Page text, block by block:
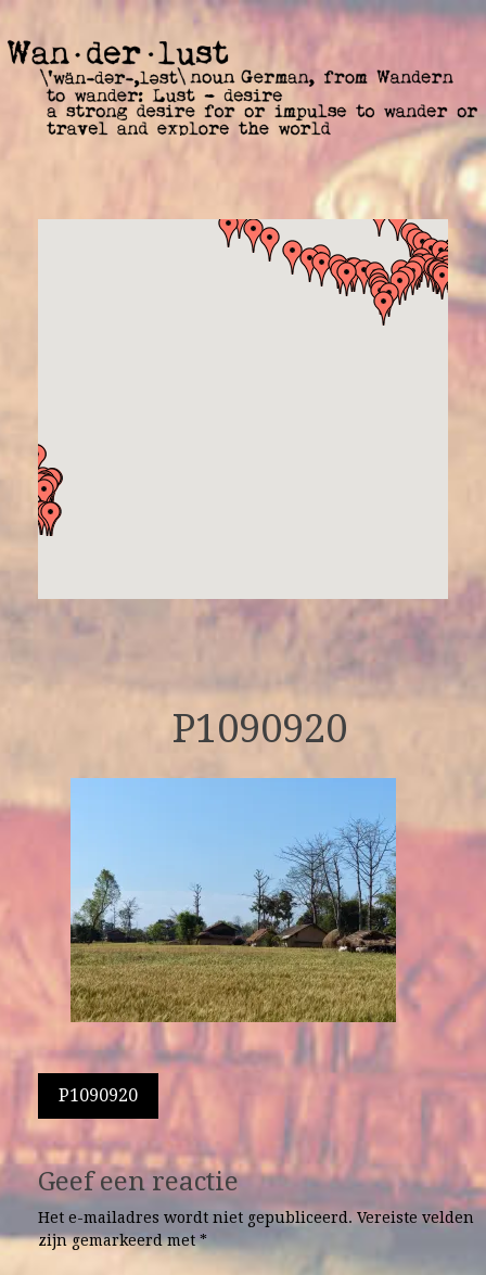
P1090920
Berichtnavigatie
P1090920
Geef een reactie
Het e-mailadres wordt niet gepubliceerd. Vereiste velden
zijn gemarkeerd met*